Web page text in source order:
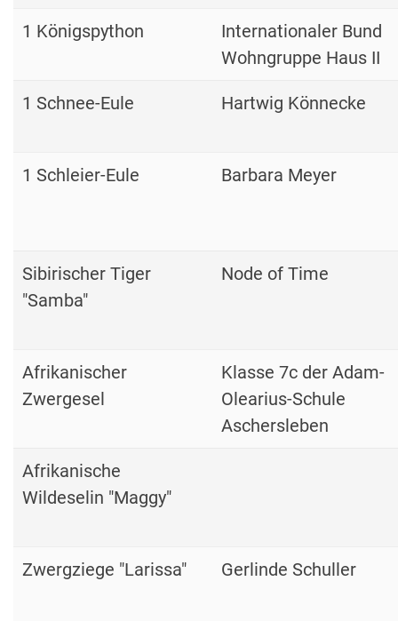
1 Königspython
Internationaler Bund
Wohngruppe Haus II
1 Schnee-Eule Hartwig Könnecke
1 Schleier-Eule Barbara Meyer
Sibirischer Tiger
"Samba"
Node of Time
Afrikanischer
Zwergesel
Klasse 7c der Adam-
Olearius-Schule
Aschersleben
Afrikanische
Wildeselin "Maggy"
Zwergziege "Larissa" Gerlinde Schuller